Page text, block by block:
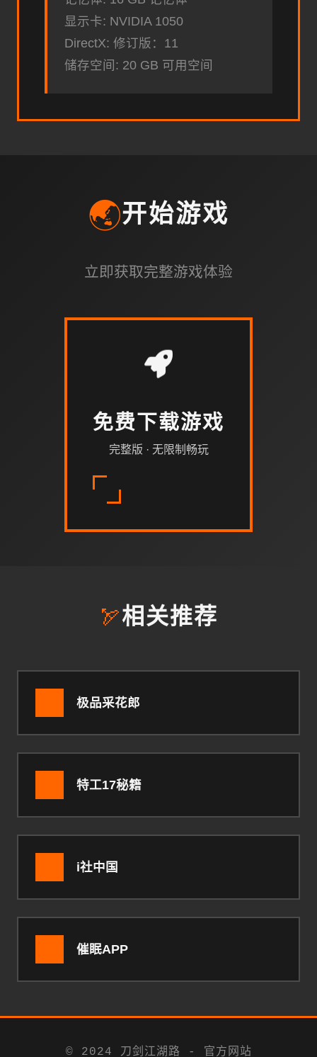
显示卡: NVIDIA 1050
DirectX: 修订版：11
储存空间: 20 GB 可用空间
🌏开始游戏
立即获取完整游戏体验
免费下载游戏
完整版 · 无限制畅玩
🏹相关推荐
极品采花郎
特工17秘籍
i社中国
催眠APP
© 2024 刀剑江湖路 - 官方网站